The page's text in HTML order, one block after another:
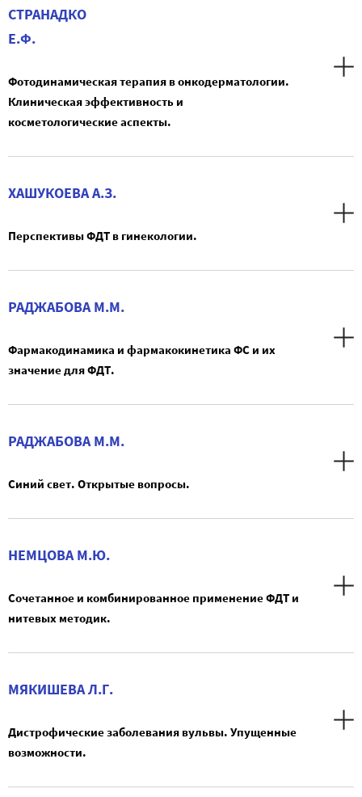
СТРАНАДКО
Е.Ф.
Фотодинамическая терапия в онкодерматологии.
Клиническая эффективность и
косметологические аспекты.
ХАШУКОЕВА А.З.
Перспективы ФДТ в гинекологии.
РАДЖАБОВА М.М.
Фармакодинамика и фармакокинетика ФС и их
значение для ФДТ.
РАДЖАБОВА М.М.
Синий свет. Открытые вопросы.
НЕМЦОВА М.Ю.
Сочетанное и комбинированное применение ФДТ и
нитевых методик.
МЯКИШЕВА Л.Г.
Дистрофические заболевания вульвы. Упущенные
возможности.